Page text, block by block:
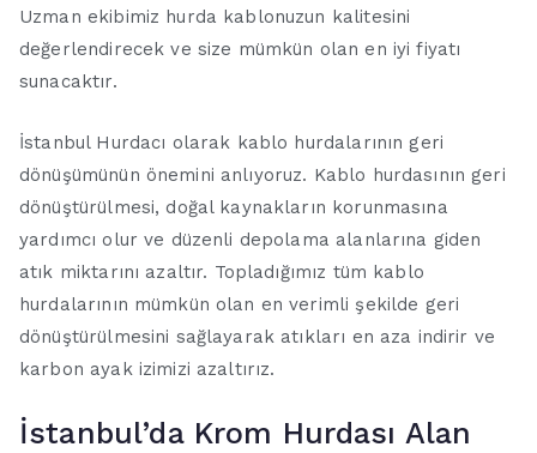
Uzman ekibimiz hurda kablonuzun kalitesini
değerlendirecek ve size mümkün olan en iyi fiyatı
sunacaktır.
İstanbul Hurdacı olarak kablo hurdalarının geri
dönüşümünün önemini anlıyoruz. Kablo hurdasının geri
dönüştürülmesi, doğal kaynakların korunmasına
yardımcı olur ve düzenli depolama alanlarına giden
atık miktarını azaltır. Topladığımız tüm kablo
hurdalarının mümkün olan en verimli şekilde geri
dönüştürülmesini sağlayarak atıkları en aza indirir ve
karbon ayak izimizi azaltırız.
İstanbul’da Krom Hurdası Alan